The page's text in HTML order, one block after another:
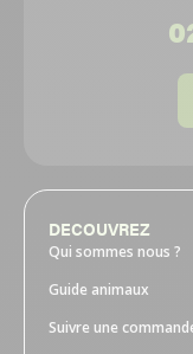
DECOUVREZ
Qui sommes nous ?
Guide animaux
Suivre une